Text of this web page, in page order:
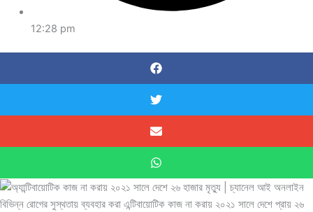
12:28 pm
বিভিন্ন রোগের সুস্থতায় ব্যবহার করা এন্টিবায়োটিক কাজ না করায় ২০২১ সালে দেশে প্রায় ২৬